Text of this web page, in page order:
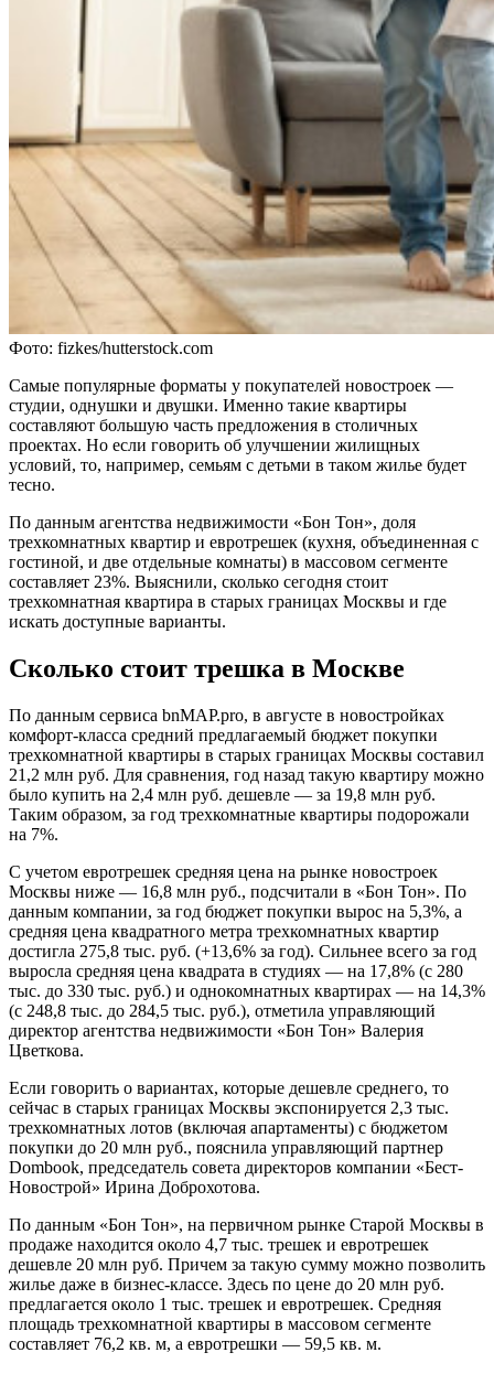
Фото: fizkes/hutterstock.com
Самые популярные форматы у покупателей новостроек —
студии, однушки и двушки. Именно такие квартиры
составляют большую часть предложения в столичных
проектах. Но если говорить об улучшении жилищных
условий, то, например, семьям с детьми в таком жилье будет
тесно.
По данным агентства недвижимости «Бон Тон», доля
трехкомнатных квартир и евротрешек (кухня, объединенная с
гостиной, и две отдельные комнаты) в массовом сегменте
составляет 23%. Выяснили, сколько сегодня стоит
трехкомнатная квартира в старых границах Москвы и где
искать доступные варианты.
Сколько стоит трешка в Москве
По данным сервиса bnMAP.pro, в августе в новостройках
комфорт-класса средний предлагаемый бюджет покупки
трехкомнатной квартиры в старых границах Москвы составил
21,2 млн руб. Для сравнения, год назад такую квартиру можно
было купить на 2,4 млн руб. дешевле — за 19,8 млн руб.
Таким образом, за год трехкомнатные квартиры подорожали
на 7%.
С учетом евротрешек средняя цена на рынке новостроек
Москвы ниже — 16,8 млн руб., подсчитали в «Бон Тон». По
данным компании, за год бюджет покупки вырос на 5,3%, а
средняя цена квадратного метра трехкомнатных квартир
достигла 275,8 тыс. руб. (+13,6% за год). Сильнее всего за год
выросла средняя цена квадрата в студиях — на 17,8% (с 280
тыс. до 330 тыс. руб.) и однокомнатных квартирах — на 14,3%
(с 248,8 тыс. до 284,5 тыс. руб.), отметила управляющий
директор агентства недвижимости «Бон Тон» Валерия
Цветкова.
Если говорить о вариантах, которые дешевле среднего, то
сейчас в старых границах Москвы экспонируется 2,3 тыс.
трехкомнатных лотов (включая апартаменты) с бюджетом
покупки до 20 млн руб., пояснила управляющий партнер
Dombook, председатель совета директоров компании «Бест-
Новострой» Ирина Доброхотова.
По данным «Бон Тон», на первичном рынке Старой Москвы в
продаже находится около 4,7 тыс. трешек и евротрешек
дешевле 20 млн руб. Причем за такую сумму можно позволить
жилье даже в бизнес-классе. Здесь по цене до 20 млн руб.
предлагается около 1 тыс. трешек и евротрешек. Средняя
площадь трехкомнатной квартиры в массовом сегменте
составляет 76,2 кв. м, а евротрешки — 59,5 кв. м.